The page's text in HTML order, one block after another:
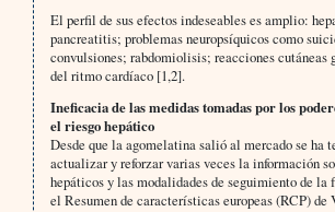
El perfil de sus efectos indeseables es amplio:
pancreatitis; problemas neuropsíquicos como
convulsiones; rabdomiolisis; reacciones cutáneas
del ritmo cardíaco [1,2].
Ineficacia de las medidas tomadas por los
el riesgo hepático
Desde que la agomelatina salió al mercado se ha
actualizar y reforzar varias veces la información
hepáticos y las modalidades de seguimiento de la
el Resumen de características europeas (RCP) de